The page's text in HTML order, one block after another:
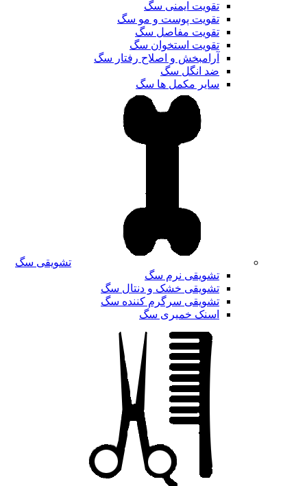
تقویت ایمنی سگ
تقویت پوست و مو سگ
تقویت مفاصل سگ
تقویت استخوان سگ
آرامبخش و اصلاح رفتار سگ
ضد انگل سگ
سایر مکمل ها سگ
تشویقی سگ
تشویقی نرم سگ
تشویقی خشک و دنتال سگ
تشویقی سرگرم کننده سگ
اسنک خمیری سگ